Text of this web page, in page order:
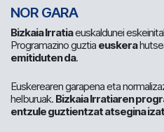
NOR GARA
Bizkaia Irratiaeuskaldunei
Programazino guztia euskera
emitiduten da.
Euskerearen garapena eta
helburuak. Bizkaia Irratiaren
entzule guztientzat atsegina